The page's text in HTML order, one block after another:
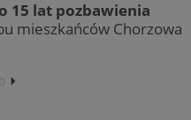
15 lat pozbawienia
mieszkańców Chorzowa
⏵︎